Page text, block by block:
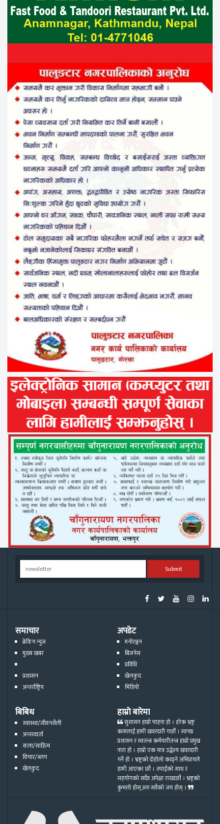
Submit
समाचार
ब्रेकिंग न्युज
मुख्य खबर
प्रशासन
अन्तर्राष्ट्रिय
अपडेट
मनोरञ्जन
बिजनेस
प्रविधि
खेलकुद
भिडियो
बिबिध
स्वास्थ्य/जीवनशैली
अन्तरवार्ता
कला/साहित्य
विचार/ब्लग
खेलकुद
हाम्रो बारेमा
सुशासन हाम्रो चाहना हो । हरेक भ्रष्ट्र
कामलाई हामी खवरदारी गर्छौ । स्वच्छ
प्रशासन र स्वतन्त्र कर्मचारीतन्त्र हाम्रो प्रमुख
नारा हो । हाम्रो एक मात्र उद्धेश्य खवरदारी
गर्ने हो । भ्रष्ट्रको दोहोलो काढ्ने अभिप्रायले
हामी आएका छौं । तपाईको साथ र
सहयोगको सदैव अपेक्षा राख्दछौं । भ्रष्ट्रको
कुभलो होस्,अरु सवैको जय होस् ।